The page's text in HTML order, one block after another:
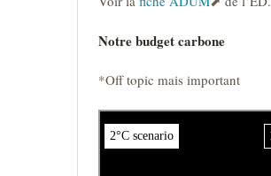
Notre budget carbone
*Off topic mais important